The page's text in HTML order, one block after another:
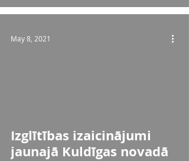
Izglītības izaicinājumi
jaunajā Kuldīgas novadā
May 8, 2021